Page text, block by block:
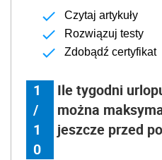
Czytaj artykuły
Rozwiązuj testy
Zdobądź certyfikat
1
/
1
0
Ile tygodni
można
jeszcze przed